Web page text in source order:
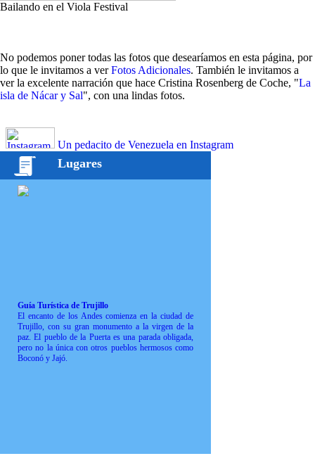
Bailando en el Viola Festival
No podemos poner todas las fotos que desearíamos en esta página, por
lo que le invitamos a verFotos Adicionales. También le invitamos a
ver la excelente narración que hace Cristina Rosenberg de Coche, "La
isla de Nácar y Sal", con una lindas fotos.
Un pedacito de Venezuela en Instagram
Lugares
Guía Turística de Trujillo
El encanto de los Andes comienza en la ciudad de
Trujillo, con su gran monumento a la virgen de la
paz. El pueblo de la Puerta es una parada obligada,
pero no la única con otros pueblos hermosos como
Boconó y Jajó.